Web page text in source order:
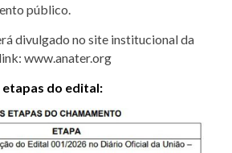
público.
divulgado no site institucional da
www.anater.org
etapas do edital: